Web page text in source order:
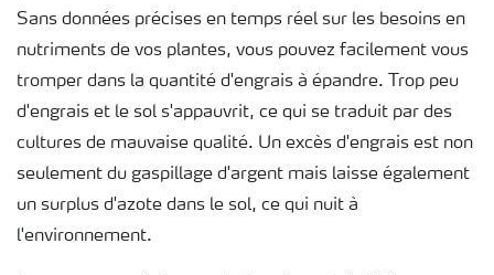
Sans données précises en temps réel sur les besoins en
nutriments de vos plantes, vous pouvez facilement vous
tromper dans la quantité d'engrais à épandre. Trop peu
d'engrais et le sol s'appauvrit, ce qui se traduit par des
cultures de mauvaise qualité. Un excès d'engrais est non
seulement du gaspillage d'argent mais laisse également
un surplus d'azote dans le sol, ce qui nuit à
l'environnement.